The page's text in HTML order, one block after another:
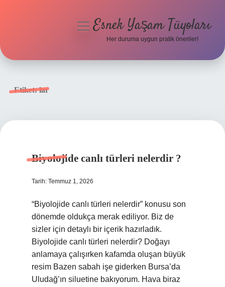
menüyüEsnek Yaşam Tüyoları
Her duruma uygun pratik öneriler!
Etiket:lar
Biyolojide canlı türleri nelerdir ?
Tarih: Temmuz 1, 2026
“Biyolojide canlı türleri nelerdir” konusu son
dönemde oldukça merak ediliyor. Biz de
sizler için detaylı bir içerik hazırladık.
Biyolojide canlı türleri nelerdir? Doğayı
anlamaya çalışırken kafamda oluşan büyük
resim Bazen sabah işe giderken Bursa’da
Uludağ’ın siluetine bakıyorum. Hava biraz